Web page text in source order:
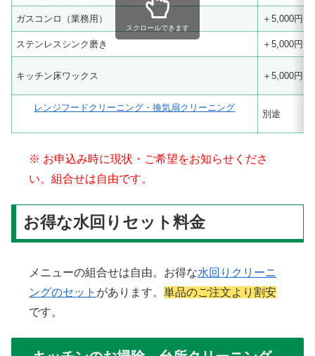
ガスコンロ（業務用） ＋5,000円
ステンレスシンク磨き ＋5,000円
キッチン床ワックス ＋5,000円
レンジフードクリーニング・換気扇クリーニング
別途
スクロールできます
※ お申込み時に現状・ご希望をお知らせくださ
い。組合せは自由です。
お得な水回りセット料金
メニューの組合せは自由。お得な水回りクリーニ
ングのセット があります。 単品のご注文より割安
です。